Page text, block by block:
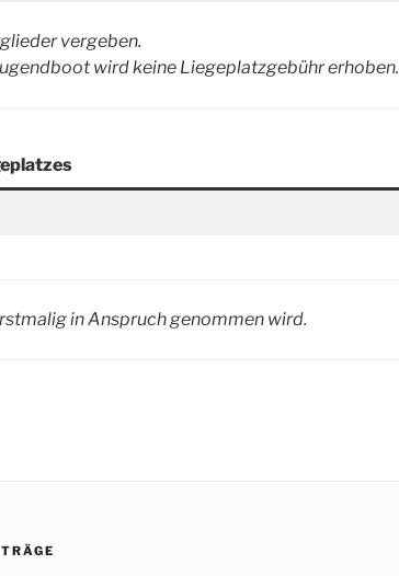
vergeben.
wird keine Liegeplatzgebühr erhoben.
in Anspruch genommen wird.